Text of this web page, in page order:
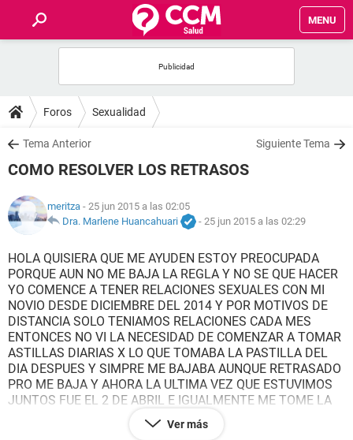
MENU
FOROS
SALUD
NUTRICIÓN
BIENESTAR
SEXUALIDAD
GLOSARIO
Foros Sexualidad
Tema Anterior Siguiente Tema
COMO RESOLVER LOS RETRASOS
meritza - 25 jun 2015 a las 02:05
Dra. Marlene Huancahuari
- 25 jun 2015 a las 02:29
HOLA QUISIERA QUE ME AYUDEN ESTOY PREOCUPADA
PORQUE AUN NO ME BAJA LA REGLA Y NO SE QUE HACER
YO COMENCE A TENER RELACIONES SEXUALES CON MI
NOVIO DESDE DICIEMBRE DEL 2014 Y POR MOTIVOS DE
DISTANCIA SOLO TENIAMOS RELACIONES CADA MES
ENTONCES NO VI LA NECESIDAD DE COMENZAR A TOMAR
ASTILLAS DIARIAS X LO QUE TOMABA LA PASTILLA DEL
DIA DESPUES Y SIMPRE ME BAJABA AUNQUE RETRASADO
PRO ME BAJA Y AHORA LA ULTIMA VEZ QUE ESTUVIMOS
JUNTOS FUE EL 2 DE ABRIL E IGUALMENTE ME TOME LA
PASTILLA Y ME SEGUIA ENFERMANDO CON RETRASOS
PERO LA ULTIMA VEZ QUE ME ENFERME FUE EL 15 DE
Ver más